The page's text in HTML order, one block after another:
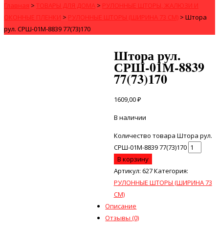
Главная > ТОВАРЫ ДЛЯ ДОМА > РУЛОННЫЕ ШТОРЫ, ЖАЛЮЗИ И
ОКОННЫЕ ПЛЕНКИ > РУЛОННЫЕ ШТОРЫ (ШИРИНА 73 СМ) > Штора
рул. СРШ-01М-8839 77(73)170
Штора рул.
СРШ-01М-8839
77(73)170
1609,00₽
В наличии
Количество товара Штора рул.
СРШ-01М-8839 77(73)170
В корзину
Артикул: 627Категория:
РУЛОННЫЕ ШТОРЫ (ШИРИНА 73
СМ)
Описание
Отзывы (0)